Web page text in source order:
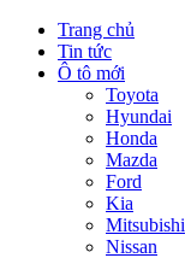
Trang chủ
Tin tức
Ô tô mới
Toyota
Hyundai
Honda
Mazda
Ford
Kia
Mitsubishi
Nissan